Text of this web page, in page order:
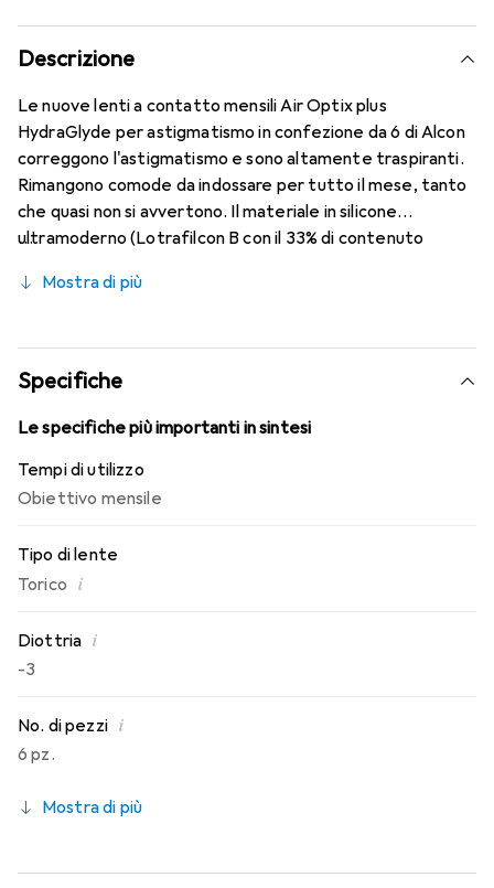
Descrizione
Le nuove lenti a contatto mensili Air Optix plus
HydraGlyde per astigmatismo in confezione da 6 di Alcon
correggono l'astigmatismo e sono altamente traspiranti.
Rimangono comode da indossare per tutto il mese, tanto
che quasi non si avvertono. Il materiale in silicone
ultramoderno (Lotrafilcon B con il 33% di contenuto
HydraGlyde Moisture Matrix e la conosciuta tecnologia
indossabilità che conosci. Comfort e assenza di fastidi per
tutto il giorno con queste lenti mensili.
Mostra di più
Specifiche
Le specifiche più importanti in sintesi
Tempi di utilizzo
Obiettivo mensile
Tipo di lente
Torico i
Diottria i
-3
No. di pezzi i
6 pz.
Mostra di più